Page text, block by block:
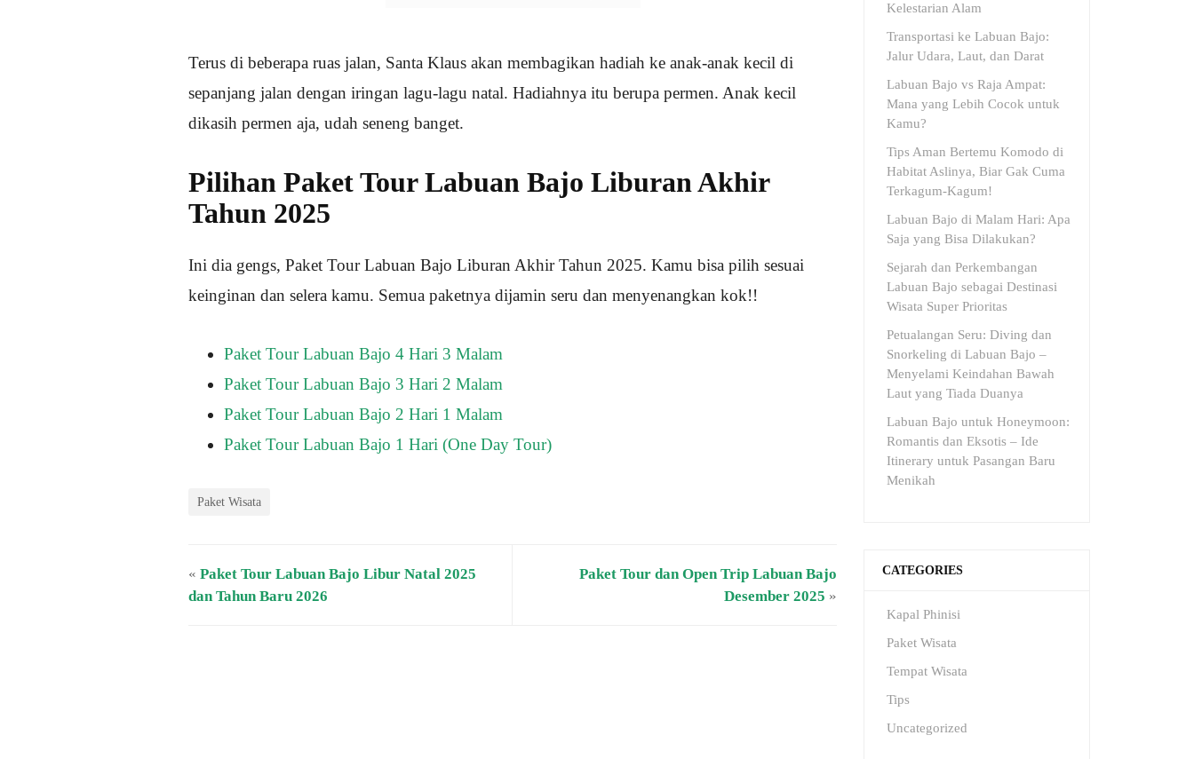
Terus di beberapa ruas jalan, Santa Klaus akan membagikan hadiah ke anak-anak kecil di
sepanjang jalan dengan iringan lagu-lagu natal. Hadiahnya itu berupa permen. Anak kecil
dikasih permen aja, udah seneng banget.
Pilihan Paket Tour Labuan Bajo Liburan Akhir
Tahun 2025
Ini dia gengs, Paket Tour Labuan Bajo Liburan Akhir Tahun 2025. Kamu bisa pilih sesuai
keinginan dan selera kamu. Semua paketnya dijamin seru dan menyenangkan kok!!
Paket Tour Labuan Bajo 4 Hari 3 Malam
Paket Tour Labuan Bajo 3 Hari 2 Malam
Paket Tour Labuan Bajo 2 Hari 1 Malam
Paket Tour Labuan Bajo 1 Hari (One Day Tour)
Paket Wisata
« Paket Tour Labuan Bajo Libur Natal 2025
dan Tahun Baru 2026
Paket Tour dan Open Trip Labuan Bajo
Desember 2025 »
Kelestarian Alam
Transportasi ke Labuan Bajo:
Jalur Udara, Laut, dan Darat
Labuan Bajo vs Raja Ampat:
Mana yang Lebih Cocok untuk
Kamu?
Tips Aman Bertemu Komodo di
Habitat Aslinya, Biar Gak Cuma
Terkagum-Kagum!
Labuan Bajo di Malam Hari: Apa
Saja yang Bisa Dilakukan?
Sejarah dan Perkembangan
Labuan Bajo sebagai Destinasi
Wisata Super Prioritas
Petualangan Seru: Diving dan
Snorkeling di Labuan Bajo –
Menyelami Keindahan Bawah
Laut yang Tiada Duanya
Labuan Bajo untuk Honeymoon:
Romantis dan Eksotis – Ide
Itinerary untuk Pasangan Baru
Menikah
CATEGORIES
Kapal Phinisi
Paket Wisata
Tempat Wisata
Tips
Uncategorized